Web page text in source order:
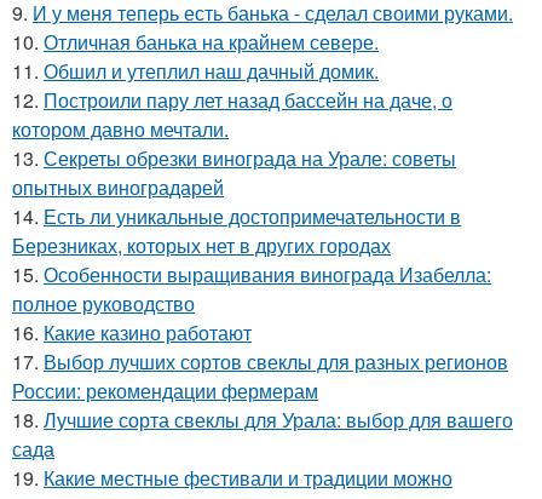
9. И у меня теперь есть банька - сделал своими руками.
10. Отличная банька на крайнем севере.
11. Обшил и утеплил наш дачный домик.
12. Построили пару лет назад бассейн на даче, о
котором давно мечтали.
13. Секреты обрезки винограда на Урале: советы
опытных виноградарей
14. Есть ли уникальные достопримечательности в
Березниках, которых нет в других городах
15. Особенности выращивания винограда Изабелла:
полное руководство
16. Какие казино работают
17. Выбор лучших сортов свеклы для разных регионов
России: рекомендации фермерам
18. Лучшие сорта свеклы для Урала: выбор для вашего
сада
19. Какие местные фестивали и традиции можно